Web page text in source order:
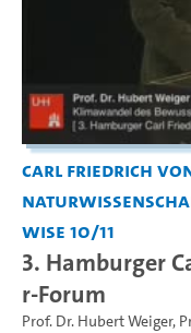
Carl Friedrich
WiSe 10/11
3. Hamburger
r-Forum
Prof. Dr. Hubert Weiger,